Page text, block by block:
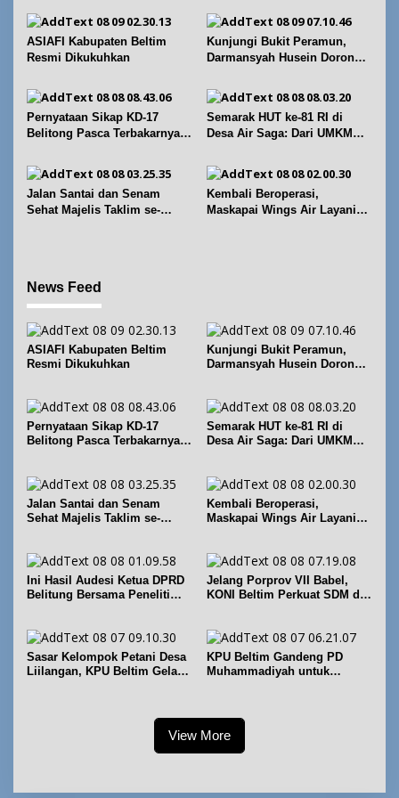
i
p
o
s
ASIAFI Kabupaten Beltim
Resmi Dikukuhkan
Kunjungi Bukit Peramun,
Darmansyah Husein Dorong
Pernyataan Sikap KD-17
Belitong Pasca Terbakarnya
Semarak HUT ke-81 RI di
Desa Air Saga: Dari UMKM
Jalan Santai dan Senam
Sehat Majelis Taklim se-
Kembali Beroperasi,
Maskapai Wings Air Layani
News Feed
ASIAFI Kabupaten Beltim
Resmi Dikukuhkan
Kunjungi Bukit Peramun,
Darmansyah Husein Dorong
Pernyataan Sikap KD-17
Belitong Pasca Terbakarnya
Semarak HUT ke-81 RI di
Desa Air Saga: Dari UMKM
Jalan Santai dan Senam
Sehat Majelis Taklim se-
Kembali Beroperasi,
Maskapai Wings Air Layani
Ini Hasil Audesi Ketua DPRD
Belitung Bersama Peneliti
Jelang Porprov VII Babel,
KONI Beltim Perkuat SDM di
Sasar Kelompok Petani Desa
Liilangan, KPU Beltim Gelar
KPU Beltim Gandeng PD
Muhammadiyah untuk
View More